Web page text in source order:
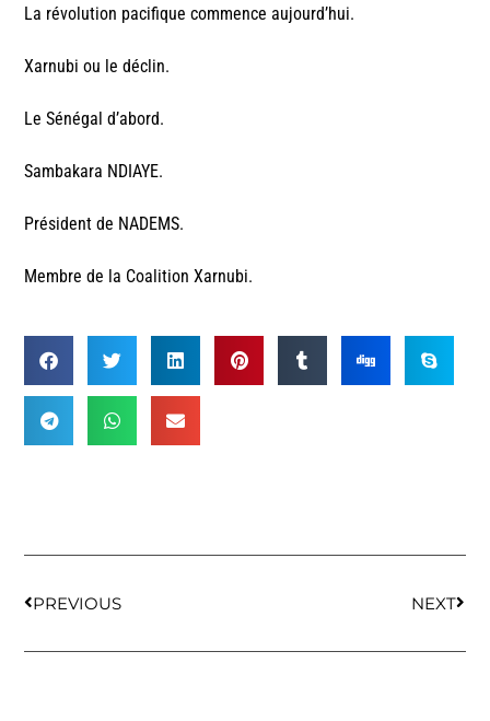
La révolution pacifique commence aujourd’hui.
Xarnubi ou le déclin.
Le Sénégal d’abord.
Sambakara NDIAYE.
Président de NADEMS.
Membre de la Coalition Xarnubi.
PREVIOUS NEXT